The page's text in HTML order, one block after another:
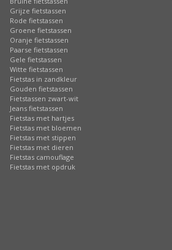
Grijze fietstassen
Rode fietstassen
Groene fietstassen
Oranje fietstassen
Paarse fietstassen
Gele fietstassen
Witte fietstassen
Fietstas in zandkleur
Gouden fietstassen
Fietstassen zwart-wit
Jeans fietstassen
Fietstas met hartjes
Fietstas met bloemen
Fietstas met stippen
Fietstas met dieren
Fietstas camouflage
Fietstas met opdruk